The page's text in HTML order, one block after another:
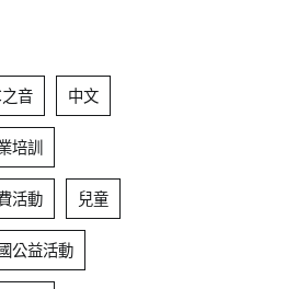
音 中文
培訓
活動 兒童
公益活動